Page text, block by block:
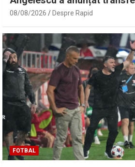
08/08/2026 Despre Rapid
FOTBAL